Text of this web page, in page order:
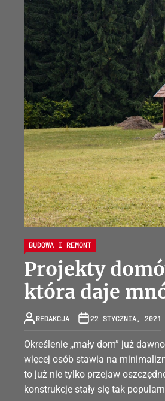
BUDOWA I REMONT
Projekty
która daje
REDAKCJA 22 STYCZNIA, 2021
Określenie ,,mały dom” już
więcej osób stawia na
to już nie tylko przejaw
konstrukcje stały się tak